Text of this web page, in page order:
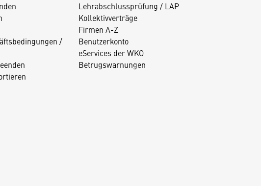
/
Lehrabschlussprüfung / LAP
Kollektivverträge
Firmen A-Z
Benutzerkonto
eServices der WKO
Betrugswarnungen